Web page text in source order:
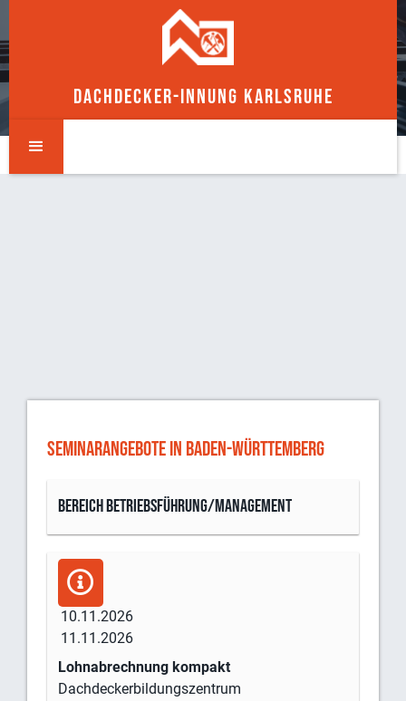
DACHDECKER-INNUNG KARLSRUHE
SEMINARANGEBOTE IN BADEN-WÜRTTEMBERG
Bereich Betriebsführung/Management
10.11.2026
11.11.2026
Lohnabrechnung kompakt
Dachdeckerbildungszentrum